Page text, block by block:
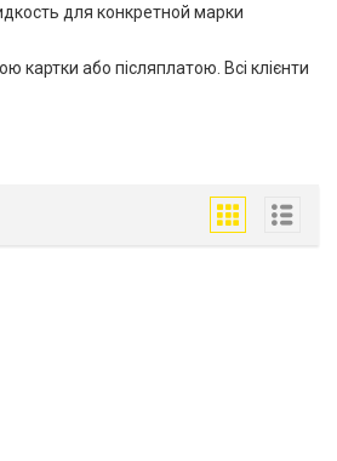
для конкретной марки
картки або післяплатою. Всі клієнти